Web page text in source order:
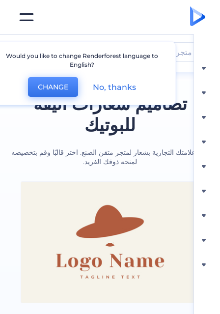
تصاميم شعارات أنيقة
للبوتيك
التجارية بشعار لمتجر متقن الصنع. اختر قالبًا وقم بتخصيصه
لمنحه ذوقك الفريد.
Would you like to change Renderforest language to
CHANGE No, thanks